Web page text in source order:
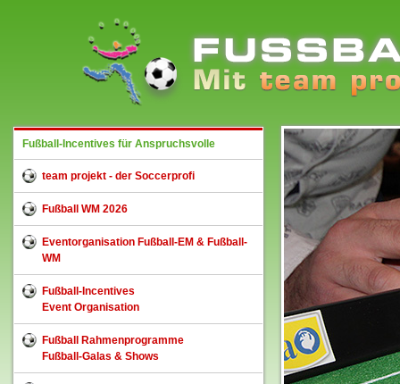
Fußball-Incentives für Anspruchsvolle
team projekt - der Soccerprofi
Fußball WM 2026
Eventorganisation Fußball-EM & Fußball-
WM
Fußball-Incentives
Event Organisation
Fußball Rahmenprogramme
Fußball-Galas & Shows